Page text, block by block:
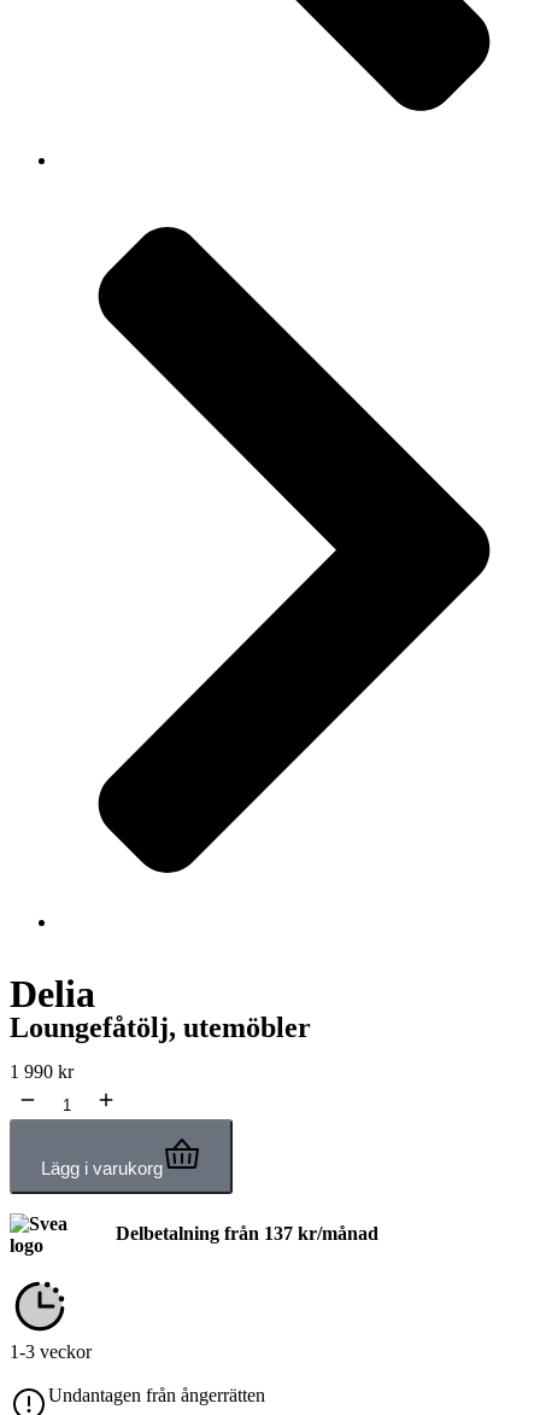
Delia
Loungefåtölj, utemöbler
1 990 kr
Lägg i varukorg
Delbetalning från 137 kr/månad
1-3 veckor
Undantagen från ångerrätten